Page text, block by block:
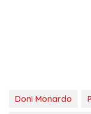
Doni Monardo